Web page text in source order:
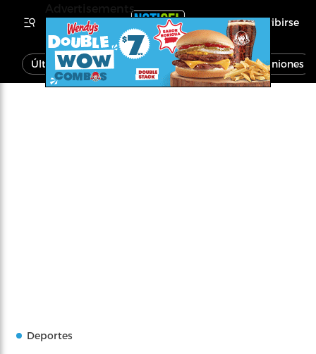
Inscribirse
Última Hora Noticias Economía Opiniones
Deportes
Advertisements